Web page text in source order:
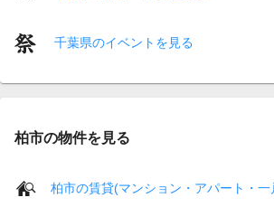
千葉県のイベントを見る
柏市の物件を見る
柏市の賃貸(マンション・アパート・一